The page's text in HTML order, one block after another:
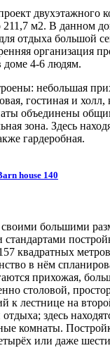
двухэтажного
м2. В данном
отдыха большой
организация
доме 4-6 людям.
небольшая
гостиная и
объединены
зона. Здесь
гардеробная.
house 140
своими большими
квадратных
в нём
прихожая,
столовой,
к лестнице на
здесь
комнаты.
или даже